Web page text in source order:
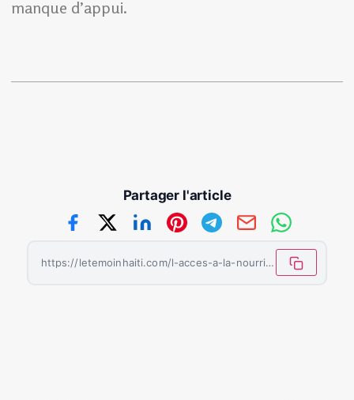
manque d’appui.
Partager l'article
https://letemoinhaiti.com/l-acces-a-la-nourriture-br-premier-besoin-prioritaire-des-menages-haitiens/